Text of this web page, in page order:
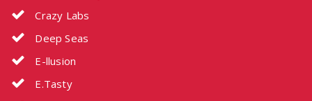
Crazy Labs
Deep Seas
E-llusion
E.Tasty